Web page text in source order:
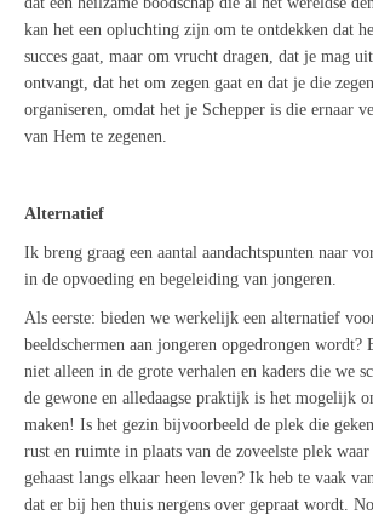
kan het een opluchting zijn om te ontdekken dat
succes gaat, maar om vrucht dragen, dat je mag
ontvangt, dat het om zegen gaat en dat je die
organiseren, omdat het je Schepper is die ernaar
van Hem te zegenen.
Alternatief
Ik breng graag een aantal aandachtspunten naar
in de opvoeding en begeleiding van jongeren.
Als eerste: bieden we werkelijk een alternatief
beeldschermen aan jongeren opgedrongen
niet alleen in de grote verhalen en kaders die we
de gewone en alledaagse praktijk is het mogelijk
maken! Is het gezin bijvoorbeeld de plek die
rust en ruimte in plaats van de zoveelste plek waar
gehaast langs elkaar heen leven? Ik heb te vaak
dat er bij hen thuis nergens over gepraat wordt.